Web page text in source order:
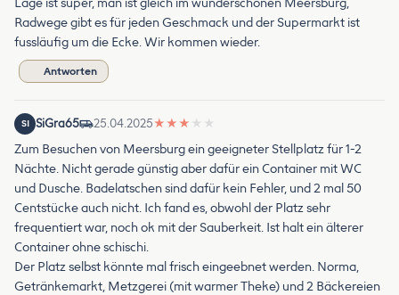
Radwege gibt es für jeden Geschmack und der Supermarkt ist
fussläufig um die Ecke. Wir kommen wieder.
Antworten
SI SiGra65 25.04.2025★ ★ ★ ★ ★
Zum Besuchen von Meersburg ein geeigneter Stellplatz für 1-2
Nächte. Nicht gerade günstig aber dafür ein Container mit WC
und Dusche. Badelatschen sind dafür kein Fehler, und 2 mal 50
Centstücke auch nicht. Ich fand es, obwohl der Platz sehr
frequentiert war, noch ok mit der Sauberkeit. Ist halt ein älterer
Container ohne schischi.
Der Platz selbst könnte mal frisch eingeebnet werden. Norma,
Getränkemarkt, Metzgerei (mit warmer Theke) und 2 Bäckereien